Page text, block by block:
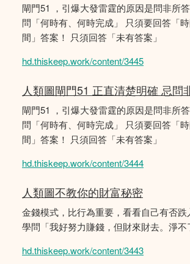
閘門51 ，引爆大發雷霆的原因是問非所
問「何時有、何時完成」 只須要回答「
間」答案！ 只須回答「未有答案」
hd.thiskeep.work/content/3445
人類圖閘門51 正直清楚明確 忌問
閘門51 ，引爆大發雷霆的原因是問非所
問「何時有、何時完成」 只須要回答「
間」答案！ 只須回答「未有答案」
hd.thiskeep.work/content/3444
人類圖不教你的財富秘密
金錢模式，比行為重要，看看自己有否跌
學問「我好努力賺錢，但財來財去。淨不
hd.thiskeep.work/content/3443